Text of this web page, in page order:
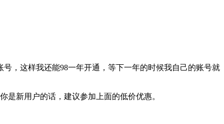
，这样我还能98一年开通，等下一年的时候我自己的账号就
是新用户的话，建议参加上面的低价优惠。